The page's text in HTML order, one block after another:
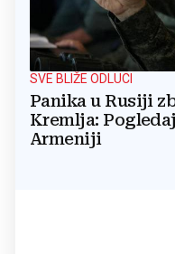
SVE BLIŽE ODLUCI
Panika u Rusiji
Kremlja:
Armeniji